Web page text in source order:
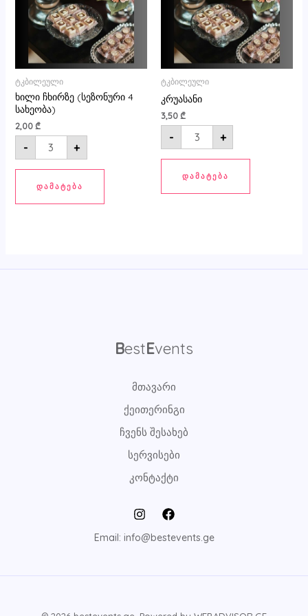
ტკბილეული
ხილი ჩხირზე (სეზონური 4
სახეობა)
2,00 ₾
- +
ᲓᲐᲛᲐᲢᲔᲑᲐ
ტკბილეული
კრუასანი
3,50 ₾
- +
ᲓᲐᲛᲐᲢᲔᲑᲐ
BestEvents
მთავარი
ქეითერინგი
ჩვენს შესახებ
სერვისები
კონტაქტი
Email: info@bestevents.ge